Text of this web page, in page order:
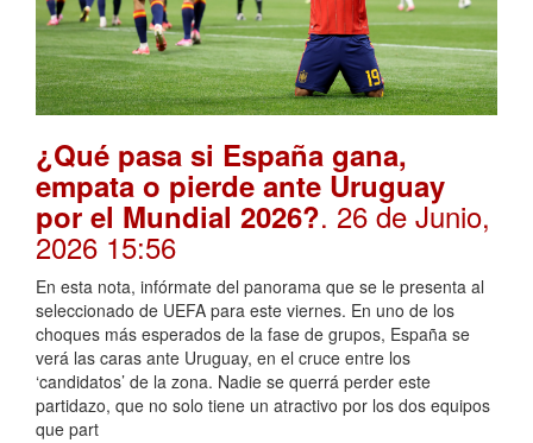
¿Qué pasa si España gana,
empata o pierde ante Uruguay
por el Mundial 2026?. 26 de Junio,
2026 15:56
En esta nota, infórmate del panorama que se le presenta al
seleccionado de UEFA para este viernes. En uno de los
choques más esperados de la fase de grupos, España se
verá las caras ante Uruguay, en el cruce entre los
‘candidatos’ de la zona. Nadie se querrá perder este
partidazo, que no solo tiene un atractivo por los dos equipos
que part